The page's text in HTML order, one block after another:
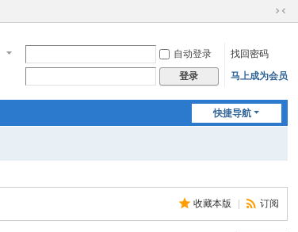
切
窄
版
自动登录
找回密码
登录 马上成为会员
快捷导航
收藏本版 订阅